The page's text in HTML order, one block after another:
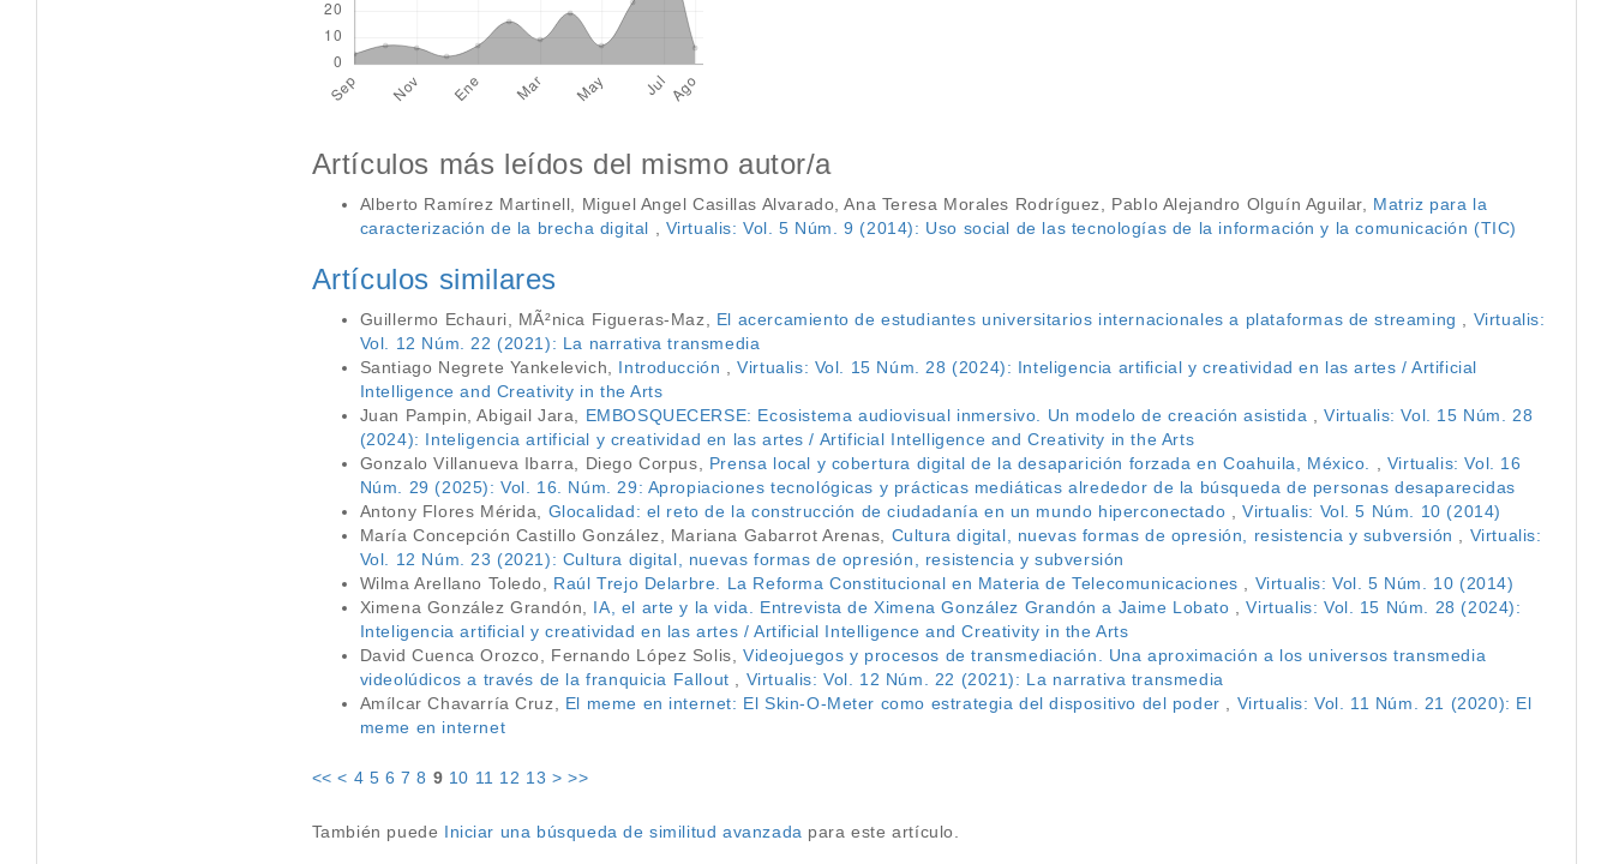
Artículos más leídos del mismo autor/a
Alberto Ramírez Martinell, Miguel Angel Casillas Alvarado, Ana Teresa Morales Rodríguez, Pablo Alejandro Olguín Aguilar, Matriz para la
caracterización de la brecha digital
Virtualis: Vol. 5 Núm. 9 (2014): Uso social de las tecnologías de la información y la comunicación (TIC)
Artículos similares
Guillermo Echauri, MÃ²nica Figueras-Maz, El acercamiento de estudiantes universitarios internacionales a plataformas de streaming
Virtualis:
Vol. 12 Núm. 22 (2021): La narrativa transmedia
Santiago Negrete Yankelevich, Introducción ,Virtualis: Vol. 15 Núm. 28 (2024): Inteligencia artificial y creatividad en las artes / Artificial
Intelligence and Creativity in the Arts
Juan Pampin, Abigail Jara, EMBOSQUECERSE: Ecosistema audiovisual inmersivo. Un modelo de creación asistida
Virtualis: Vol. 15 Núm. 28
(2024): Inteligencia artificial y creatividad en las artes / Artificial Intelligence and Creativity in the Arts
Gonzalo Villanueva Ibarra, Diego Corpus, Prensa local y cobertura digital de la desaparición forzada en Coahuila, México.
Virtualis: Vol. 16
Núm. 29 (2025): Vol. 16. Núm. 29: Apropiaciones tecnológicas y prácticas mediáticas alrededor de la búsqueda de personas desaparecidas
Antony Flores Mérida, Glocalidad: el reto de la construcción de ciudadanía en un mundo hiperconectado ,Virtualis: Vol. 5 Núm. 10 (2014)
María Concepción Castillo González, Mariana Gabarrot Arenas, Cultura digital, nuevas formas de opresión, resistencia y subversión
Virtualis:
Vol. 12 Núm. 23 (2021): Cultura digital, nuevas formas de opresión, resistencia y subversión
Wilma Arellano Toledo, Raúl Trejo Delarbre. La Reforma Constitucional en Materia de Telecomunicaciones
Virtualis: Vol. 5 Núm. 10 (2014)
Ximena González Grandón, IA, el arte y la vida. Entrevista de Ximena González Grandón a Jaime Lobato ,Virtualis: Vol. 15 Núm. 28 (2024):
Inteligencia artificial y creatividad en las artes / Artificial Intelligence and Creativity in the Arts
David Cuenca Orozco, Fernando López Solis,Videojuegos y procesos de transmediación. Una aproximación a los universos transmedia
videolúdicos a través de la franquicia Fallout
Virtualis: Vol. 12 Núm. 22 (2021): La narrativa transmedia
Amílcar Chavarría Cruz, El meme en internet: El Skin-O-Meter como estrategia del dispositivo del poder
Virtualis: Vol. 11 Núm. 21 (2020): El
meme en internet
<< < 4 5 6 7 8 9 10 11 12 13 > >>
También puede Iniciar una búsqueda de similitud avanzada para este artículo.